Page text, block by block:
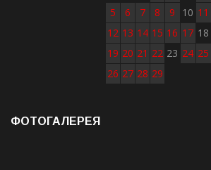
5
6 7 8 9 10 11
12 13 14 15 16 17 18
19 20 21 22 23 24 25
26 27 28 29
ФОТОГАЛЕРЕЯ